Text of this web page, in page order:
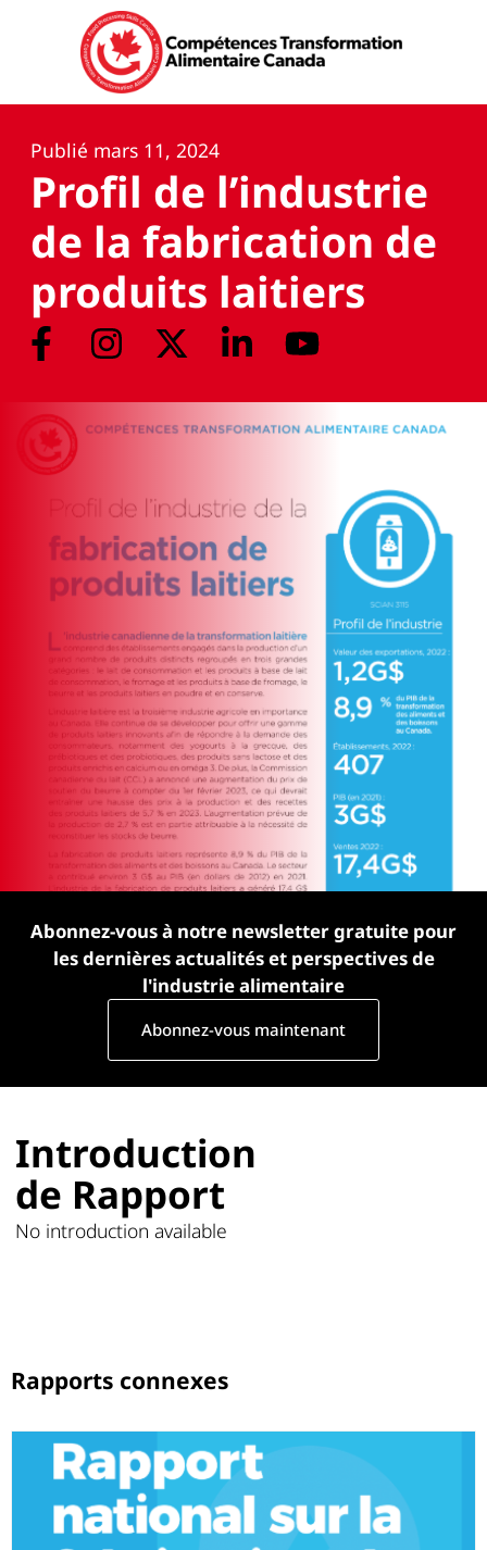
Publié mars 11, 2024
Profil de l’industrie
de la fabrication de
produits laitiers
Abonnez-vous à notre newsletter gratuite pour
les dernières actualités et perspectives de
l'industrie alimentaire
Abonnez-vous maintenant
Introduction
de Rapport
No introduction available
Rapports connexes